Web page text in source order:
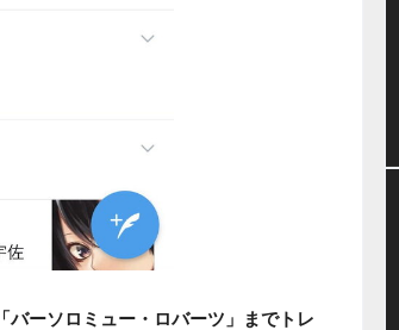
バーソロミュー・ロバーツ」までトレ